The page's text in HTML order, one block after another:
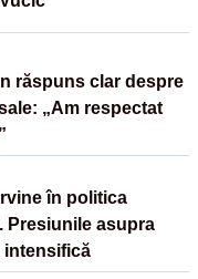
răspuns clar despre
„Am respectat
în politica
Presiunile asupra
intensifică